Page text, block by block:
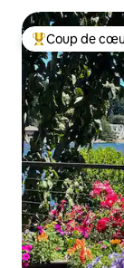
Coups de cœur
Coup de